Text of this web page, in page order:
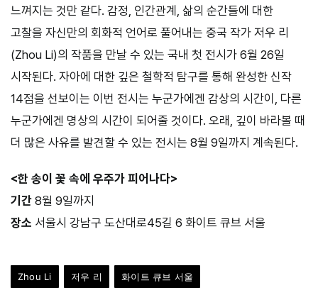
느껴지는 것만 같다. 감정, 인간관계, 삶의 순간들에 대한
고찰을 자신만의 회화적 언어로 풀어내는 중국 작가 저우 리
(Zhou Li)의 작품을 만날 수 있는 국내 첫 전시가 6월 26일
시작된다. 자아에 대한 깊은 철학적 탐구를 통해 완성한 신작
14점을 선보이는 이번 전시는 누군가에겐 감상의 시간이, 다른
누군가에겐 명상의 시간이 되어줄 것이다. 오래, 깊이 바라볼 때
더 많은 사유를 발견할 수 있는 전시는 8월 9일까지 계속된다.
<한 송이 꽃 속에 우주가 피어나다>
기간 8월 9일까지
장소 서울시 강남구 도산대로45길 6 화이트 큐브 서울
Zhou Li 저우 리 화이트 큐브 서울